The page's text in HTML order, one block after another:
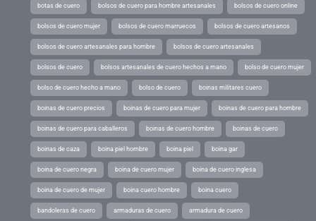
botas de cuero bolsos de cuero para hombre artesanales bolsos de cuero online
bolsos de cuero mujer bolsos de cuero marruecos bolsos de cuero artesanos
bolsos de cuero artesanales para hombre bolsos de cuero artesanales
bolsos de cuero bolsos artesanales de cuero hechos a mano bolso de cuero mujer
bolso de cuero hecho a mano bolso de cuero boinas militares cuero
boinas de cuero precios boinas de cuero para mujer boinas de cuero para hombre
boinas de cuero para caballeros boinas de cuero hombre boinas de cuero
boinas de caza boina piel hombre boina piel boina gar
boina de cuero negra boina de cuero mujer boina de cuero inglesa
boina de cuero de mujer boina cuero hombre boina cuero
bandoleras de cuero armaduras de cuero armadura de cuero